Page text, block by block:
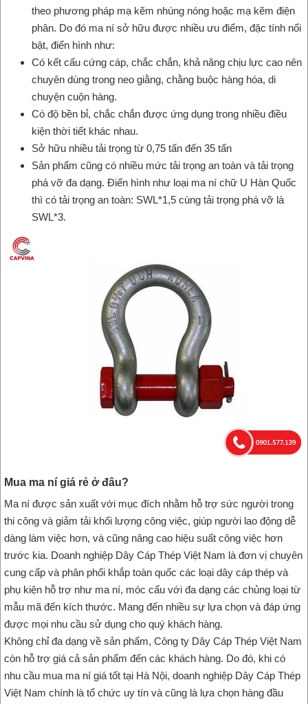
theo phương pháp mạ kẽm nhúng nóng hoặc mạ kẽm điện
phân. Do đó ma ní sở hữu được nhiều ưu điểm, đặc tính nổi
bật, điển hình như:
Có kết cấu cứng cáp, chắc chắn, khả năng chịu lực cao nên
chuyên dùng trong neo giằng, chằng buộc hàng hóa, di
chuyện cuộn hàng.
Có độ bền bỉ, chắc chắn được ứng dụng trong nhiều điều
kiện thời tiết khác nhau.
Sở hữu nhiều tải trọng từ 0,75 tấn đến 35 tấn
Sản phẩm cũng có nhiều mức tải trọng an toàn và tải trọng
phá vỡ đa dạng. Điển hình như loại ma ní chữ U Hàn Quốc
thì có tải trọng an toàn: SWL*1,5 cùng tải trọng phá vỡ là
SWL*3.
Mua ma ní giá rẻ ở đâu?
Ma ní được sản xuất với mục đích nhằm hỗ trợ sức người trong
thi công và giảm tải khối lượng công việc, giúp người lao động dễ
dàng làm việc hơn, và cũng nâng cao hiệu suất công việc hơn
trước kia. Doanh nghiệp Dây Cáp Thép Việt Nam là đơn vị chuyên
cung cấp và phân phối khắp toàn quốc các loại dây cáp thép và
phụ kiện hỗ trợ như ma ní, móc cẩu với đa dạng các chủng loại từ
mẫu mã đến kích thước. Mang đến nhiều sự lựa chọn và đáp ứng
được mọi nhu cầu sử dụng cho quý khách hàng.
Không chỉ đa dạng về sản phẩm, Công ty Dây Cáp Thép Việt Nam
còn hỗ trợ giá cả sản phẩm đến các khách hàng. Do đó, khi có
nhu cầu mua ma ní giá tốt tại Hà Nội, doanh nghiệp Dây Cáp Thép
Việt Nam chính là tổ chức uy tín và cũng là lựa chọn hàng đầu